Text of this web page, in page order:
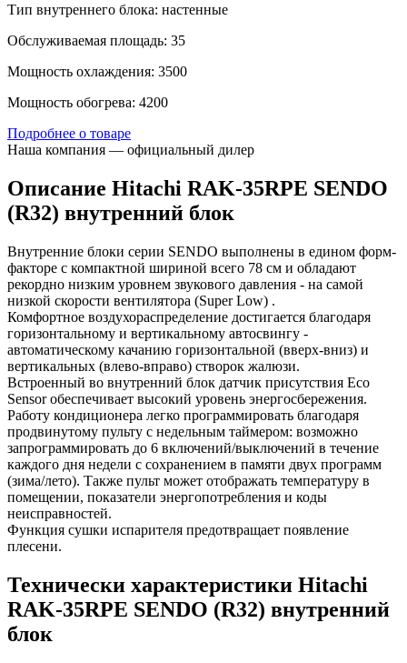
Тип внутреннего блока: настенные
Обслуживаемая площадь: 35
Мощность охлаждения: 3500
Мощность обогрева: 4200
Подробнее о товаре
Наша компания — официальный дилер
Описание Hitachi RAK-35RPE SENDO
(R32) внутренний блок
Внутренние блоки серии SENDO выполнены в едином форм-
факторе с компактной шириной всего 78 см и обладают
рекордно низким уровнем звукового давления - на самой
низкой скорости вентилятора (Super Low) .
Комфортное воздухораспределение достигается благодаря
горизонтальному и вертикальному автосвингу -
автоматическому качанию горизонтальной (вверх-вниз) и
вертикальных (влево-вправо) створок жалюзи.
Встроенный во внутренний блок датчик присутствия Eco
Sensor обеспечивает высокий уровень энергосбережения.
Работу кондиционера легко программировать благодаря
продвинутому пульту с недельным таймером: возможно
запрограммировать до 6 включений/выключений в течение
каждого дня недели с сохранением в памяти двух программ
(зима/лето). Также пульт может отображать температуру в
помещении, показатели энергопотребления и коды
неисправностей.
Функция сушки испарителя предотвращает появление
плесени.
Технически характеристики Hitachi
RAK-35RPE SENDO (R32) внутренний
блок